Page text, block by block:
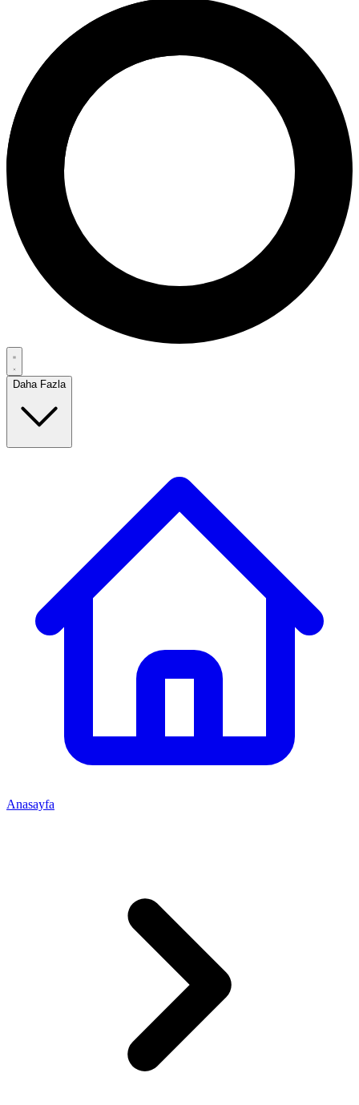
Daha Fazla
Anasayfa